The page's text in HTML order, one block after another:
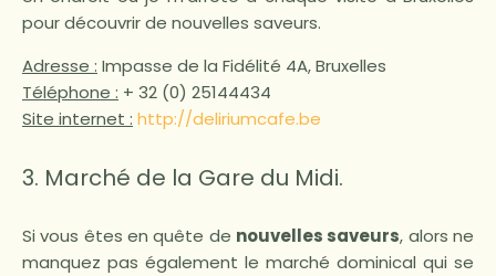
pour découvrir de nouvelles saveurs.
Adresse : Impasse de la Fidélité 4A, Bruxelles
Téléphone : + 32 (0) 25144434
Site internet : http://deliriumcafe.be
3. Marché de la Gare du Midi.
Si vous êtes en quête de nouvelles saveurs, alors ne
manquez pas également le marché dominical qui se